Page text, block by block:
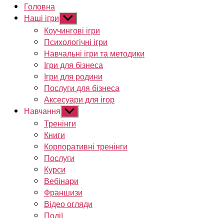
Головна
Наші ігри Показати
підменю
Коучингові ігри
Психологічні ігри
Навчальні ігри та методики
Ігри для бізнеса
Ігри для родини
Послуги для бізнеса
Аксесуари для ігор
Навчання Показати
підменю
Тренінги
Книги
Корпоративні тренінги
Послуги
Курси
Вебінари
Франшизи
Відео огляди
Події